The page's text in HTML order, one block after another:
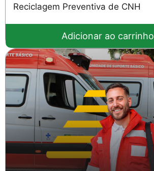
Reciclagem Preventiva de CNH
Adicionar ao carrinho